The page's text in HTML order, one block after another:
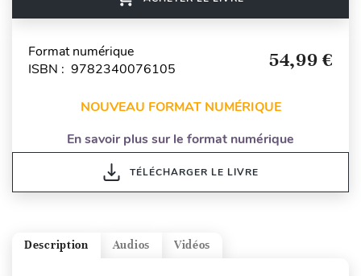
Format numérique
ISBN : 9782340076105
54,99 €
NOUVEAU FORMAT NUMÉRIQUE
En savoir plus sur le format numérique
TÉLÉCHARGER LE LIVRE
Vidéos
Audios
Description